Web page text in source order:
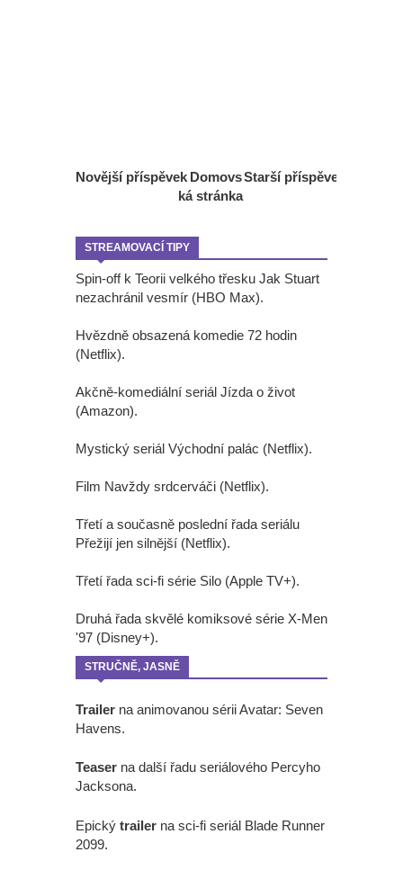
Novější příspěvek Starší příspěvek
Domovs
ká stránka
STREAMOVACÍ TIPY
Spin-off k Teorii velkého třesku Jak Stuart
nezachránil vesmír (HBO Max).
Hvězdně obsazená komedie 72 hodin
(Netflix).
Akčně-komediální seriál Jízda o život
(Amazon).
Mystický seriál Východní palác (Netflix).
Film Navždy srdcerváči (Netflix).
Třetí a současně poslední řada seriálu
Přežijí jen silnější (Netflix).
Třetí řada sci-fi série Silo (Apple TV+).
Druhá řada skvělé komiksové série X-Men
'97 (Disney+).
STRUČNĚ, JASNĚ
Trailer na animovanou sérii Avatar: Seven
Havens.
Teaser na další řadu seriálového Percyho
Jacksona.
Epický trailer na sci-fi seriál Blade Runner
2099.